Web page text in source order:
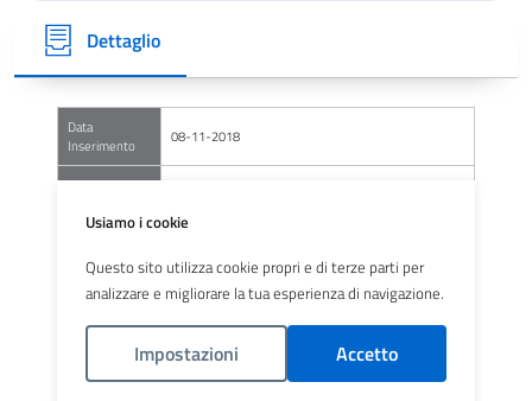
Dettaglio
Data
Inserimento
08-11-2018
Area
Comune
Indirizzo
VIA TRAMAGLINO 7
Materiale
Usiamo i cookie
Questo sito utilizza cookie propri e di terze parti per
analizzare e migliorare la tua esperienza di navigazione.
Impostazioni Accetto